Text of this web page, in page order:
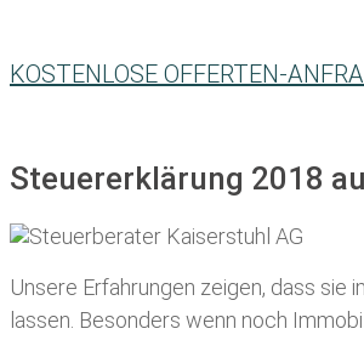
KOSTENLOSE OFFERTEN-
Steuererklärung 2018
Unsere Erfahrungen zeigen, dass sie
lassen . Besonders wenn noch